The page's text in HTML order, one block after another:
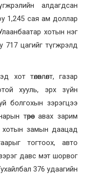
алдагдсан
1,245 сая ам доллар
хотын нэг
цагийг түгжрэлд
хот төлөвлөлт, газар
хууль, эрх зүйн
болгохын зэрэгцээ
төрөөс авах зарим
хотын замын даацад
тогтоох, авто
давс мэт шорвог
376 удаагийн